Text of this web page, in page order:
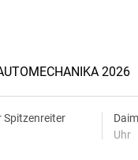
2026
Spitzenreiter
Uhr